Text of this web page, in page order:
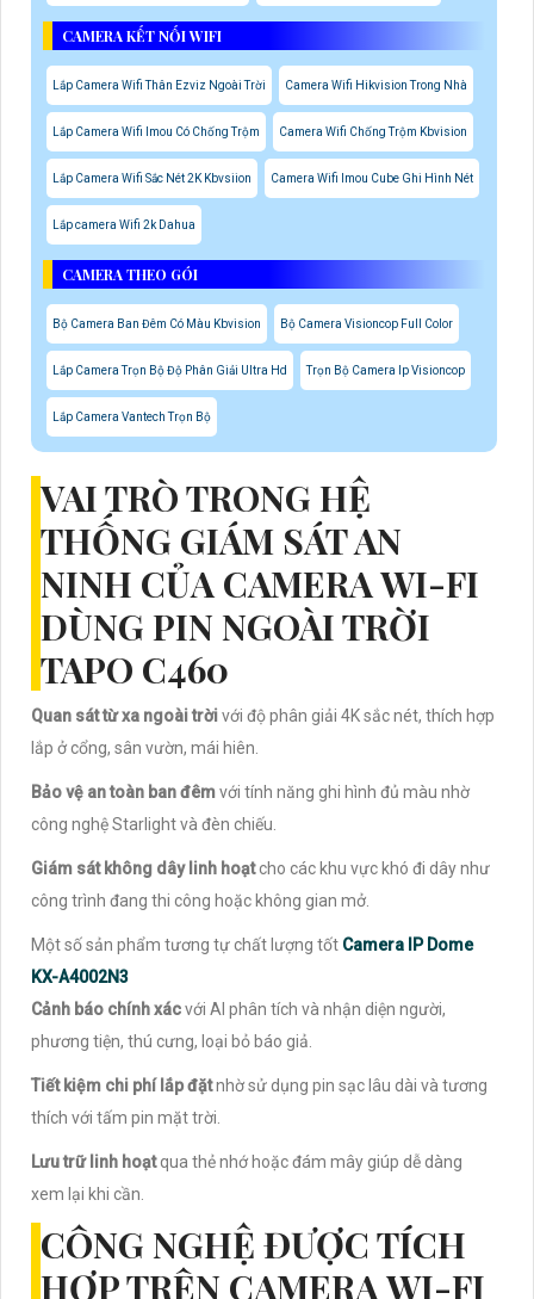
CAMERA KẾT NỐI WIFI
Lắp Camera Wifi Thân Ezviz Ngoài Trời Camera Wifi Hikvision Trong Nhà
Lắp Camera Wifi Imou Có Chống Trộm Camera Wifi Chống Trộm Kbvision
Lắp Camera Wifi Sắc Nét 2K Kbvsiion Camera Wifi Imou Cube Ghi Hình Nét
Lắp camera Wifi 2k Dahua
CAMERA THEO GÓI
Bộ Camera Ban Đêm Có Màu Kbvision Bộ Camera Visioncop Full Color
Lắp Camera Trọn Bộ Độ Phân Giải Ultra Hd Trọn Bộ Camera Ip Visioncop
Lắp Camera Vantech Trọn Bộ
VAI TRÒ TRONG HỆ
THỐNG GIÁM SÁT AN
NINH CỦA CAMERA WI-FI
DÙNG PIN NGOÀI TRỜI
TAPO C460
Quan sát từ xa ngoài trờivới độ phân giải 4K sắc nét, thích hợp
lắp ở cổng, sân vườn, mái hiên.
Bảo vệ an toàn ban đêmvới tính năng ghi hình đủ màu nhờ
công nghệ Starlight và đèn chiếu.
Giám sát không dây linh hoạtcho các khu vực khó đi dây như
công trình đang thi công hoặc không gian mở.
Một số sản phẩm tương tự chất lượng tốt Camera IP Dome
KX-A4002N3
Cảnh báo chính xácvới AI phân tích và nhận diện người,
phương tiện, thú cưng, loại bỏ báo giả.
Tiết kiệm chi phí lắp đặtnhờ sử dụng pin sạc lâu dài và tương
thích với tấm pin mặt trời.
Lưu trữ linh hoạtqua thẻ nhớ hoặc đám mây giúp dễ dàng
xem lại khi cần.
CÔNG NGHỆ ĐƯỢC TÍCH
HỢP TRÊN CAMERA WI-FI